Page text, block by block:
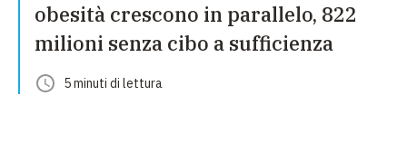
obesità crescono in parallelo, 822
milioni senza cibo a sufficienza
5minuti di lettura